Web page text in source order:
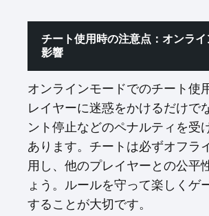
チート使用時の注意点：オンラ
影響
オンラインモードでのチート使
レイヤーに迷惑をかけるだけで
ント停止などのペナルティを受
あります。チートは必ずオフラ
用し、他のプレイヤーとの公平
ょう。ルールを守って楽しくゲ
することが大切です。